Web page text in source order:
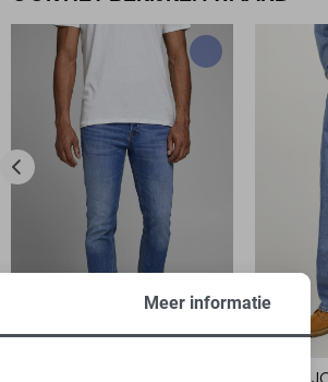
GLENN -20%
Meer informatie